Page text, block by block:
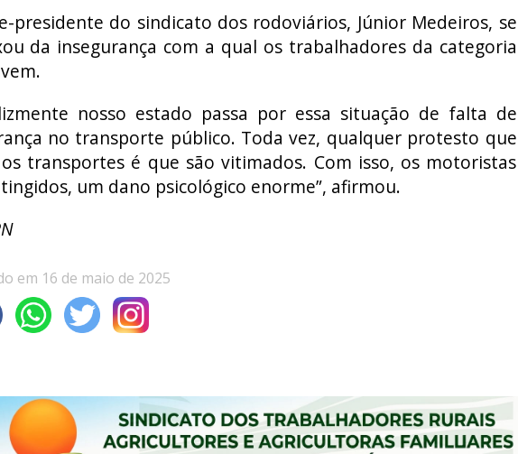
presidente do sindicato dos rodoviários, Júnior Medeiros, se
da insegurança com a qual os trabalhadores da categoria
nosso estado passa por essa situação de falta de
no transporte público. Toda vez, qualquer protesto que
transportes é que são vitimados. Com isso, os motoristas
um dano psicológico enorme”, afirmou.
em 16 de maio de 2025